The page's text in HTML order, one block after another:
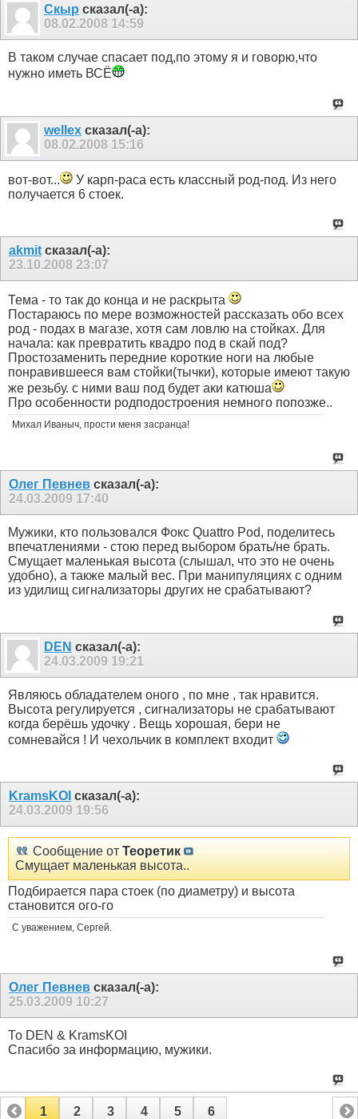
Скыр сказал(-а):
08.02.2008 14:59
В таком случае спасает под,по этому я и говорю,что
нужно иметь ВСЁ
wellex сказал(-а):
08.02.2008 15:16
вот-вот...
У карп-раса есть классный род-под. Из него
получается 6 стоек.
akmit сказал(-а):
23.10.2008 23:07
Тема - то так до конца и не раскрыта
Постараюсь по мере возможностей рассказать обо всех
род - подах в магазе, хотя сам ловлю на стойках. Для
начала: как превратить квадро под в скай под?
Простозаменить передние короткие ноги на любые
понравившееся вам стойки(тычки), которые имеют такую
же резьбу. с ними ваш под будет аки катюша
Про особенности родподостроения немного попозже..
Михал Иваныч, прости меня засранца!
Олег Певнев сказал(-а):
24.03.2009 17:40
Мужики, кто пользовался Фокс Quattro Pod, поделитесь
впечатлениями - стою перед выбором брать/не брать.
Смущает маленькая высота (слышал, что это не очень
удобно), а также малый вес. При манипуляциях с одним
из удилищ сигнализаторы других не срабатывают?
DEN сказал(-а):
24.03.2009 19:21
Являюсь обладателем оного , по мне , так нравится.
Высота регулируется , сигнализаторы не срабатывают
когда берёшь удочку . Вещь хорошая, бери не
сомневайся ! И чехольчик в комплект входит
KramsKOI сказал(-а):
24.03.2009 19:56
Сообщение от Теоретик
Смущает маленькая высота..
Подбирается пара стоек (по диаметру) и высота
становится ого-го
С уважением, Сергей.
Олег Певнев сказал(-а):
25.03.2009 10:27
То DEN & KramsKOI
Спасибо за информацию, мужики.
1 2 3 4 5 6